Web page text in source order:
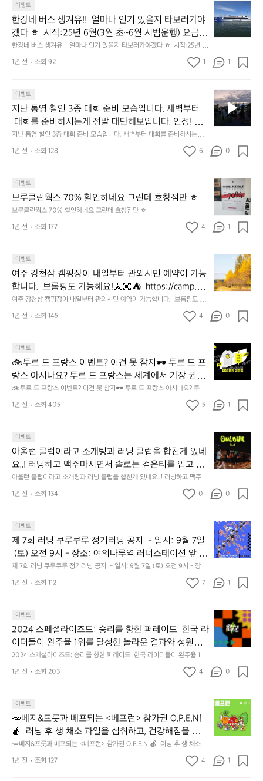
이벤트
한강네 버스 생겨유!!  얼마나 인기 있을지 타보러가야
겠다 ㅎ  시작:25년 6월(3월 초~6월 시범운행) 요금:
편도 3000원 도입: 총 12척 (예비2척) 선착장7곳: (마
곡·망원·여의도·압구정·옥수·뚝섬·잠실) 중 6곳/ 옥수
한강네 버스 생겨유!!  얼마나 인기 있을지 타보러가야겠다 ㅎ  시작:25년 6
월(3월 초~6월 시범운행) 요금:편도 3000원 도입: 총 12척 (예비2척) 선착
장7곳: (마곡·망원·여의도·압구정·옥수·뚝섬·잠실) 중 6곳/ 옥수는 3월 초
한
강
네
버
생
얼
마
나
인
있
타
보
가
야
다
시
작:
5
년
월
(3
월
초
6
월
범
운
행)
요
편
도
0
0
0
원
입:
총
2
척
(예
비
척)
선
장
곳:
(마
·
망
1년 전 조회 92 1 1
이벤트
지난 통영 철인 3종 대회 준비 모습입니다. 새벽부터
대회를 준비하시는게 정말 대단해보입니다. 인정! 다
음에는 도전해볼께요? ㅎ
지난 통영 철인 3종 대회 준비 모습입니다. 새벽부터 대회를 준비하시는게
지
난
통
영
인
대
회
비
모
입
다.
새
부
터
회
를
준
비
시
는
정
말
대
단
보
입
다.
인
정!
다
에
는
전
해
볼
께
ㅎ
1년 전 조회 128 6 0
이벤트
브루클린웍스 70% 할인하네요 그런데 효창점만 ㅎ
브루클린웍스 70% 할인하네요 그런데 효창점만 ㅎ
브
루
린
웍
할
인
요
런
데
효
창
만
ㅎ
1년 전 조회 177 4 1
이벤트
여주 강천삼 캠핑장이 내일부터 관외시민 예약이 가능
합니다.  브롬핑도 가능해요!🚴🏼⛺️  https://camp.yjc
f.or.kr/gangcheon/camping/Y35294962?gateToken
=eyJhbGciOiJIUzI1NiIsInR5cCI6IkpXVCJ9.eyJzdWIiO
iJFTlRFUklOR19UT0tFTiIsImV4cCI6MTczMDA5OD
Y0ODIyMTliNzBjMTVhODgwMiIsIkdST1VQX0lEIjoi
NjcxOWY2M2M5MWE3ODQwMDIyZDBiODBjIn0.if
OJGmlStliOU3gsYa4nwVvFjt2iP4Lv4H_Yx4iiLtg
여주 강천삼 캠핑장이 내일부터 관외시민 예약이 가능합니다.  브롬핑도 가
능해요!🚴🏼⛺️  https://camp.yjcf.or.kr/gangcheon/camping/Y35294
962?gateToken=eyJhbGciOiJIUzI1NiIsInR5cCI6IkpXVCJ9.eyJzdWIiO
sIkdST1VQX0lEIjoiNjcxOWY2M2M5MWE3ODQwMDIyZDBiODBjIn0.
ifOJGmlStliOU3gsYa4nwVvFjt2iP4Lv4H_Yx4iiLtg
주
강
천
캠
이
내
일
부
관
민
예
약
이
능
다.
브
롬
가
요!
🚴🏼
⛺️
t
s://
a
m
y
1년 전 조회 145 4 0
이벤트
🚲투르 드 프랑스 이벤트? 이건 못 참지🕶 투르 드 프
랑스 아시나요? 투르 드 프랑스는 세계에서 가장 귄위
있는 자전거 대회입니다 그런데 이제 한국에서도 즐길
수 있다는 것🤦‍♀️ "게시글만 등록하면 투르 드 프랑스
페스트벌 티켓과 티셔츠를 받을 수 있어요!" [참여 자
방법] - 아웃도어 활동 or 운동 기록을 커뮤니티 글 1건
이상 업로드 시 이벤트 자동 참여 - 업로드 후 추첨을
통해 당첨자 선정 - 업로드하러가기: https://outdoor.
theres.co/1eFbJJZEcNb [🎁상품] - 투르 드 프랑스 페
스티벌 티켓:10명 - 투르 드 프랑스 페스티벌 티켓 +
까지 [결과 발표] - 10월 9일(화) 18:00 이후 업로드한
게시물에 댓글 또는 SMS로 전달 (당첨자는 랜덤 추첨
을 통해 선정 예정) *아웃도어를 향한 열정, 운동에 대
한 열정, 투르 드 프랑스 관련 콘텐츠 등록 시 선정 확
률이 높아요🤣 *유의사항을 꼭 확인해 주세요! 당첨에
의 경우 이벤트에서 제외될 수 있어요 1. 이벤트 종료
전 게시물이 삭제된 경우 2. 미디어(사진, 영상 등)가
도용된 경우 - 미 당첨자에게는 별도의 연락을 드리지
않아요 - 당사의 사정에 따라 사전 고지 없이 이벤트가
변경 또는 조기 종료될 수 있어요 - 당첨 시 ‘마케팅 정
보 수신 동의’에 따라 가입할 때 사용된 번호가 사용될
🚲투르 드 프랑스 이벤트? 이건 못 참지🕶 투르 드 프랑스 아시나요? 투르
드 프랑스는 세계에서 가장 귄위있는 자전거 대회입니다 그런데 이제 한국
에서도 즐길 수 있다는 것🤦‍♀️ "게시글만 등록하면 투르 드 프랑스 페스트벌
건 이상 업로드 시 이벤트 자동 참여 - 업로드 후 추첨을 통해 당첨자 선정 -
업로드하러가기: https://outdoor.theres.co/1eFbJJZEcNb [🎁상품] - 투
르 드 프랑스 페스티벌 티켓:10명 - 투르 드 프랑스 페스티벌 티켓 + 티셔츠:
5명 * 이벤트 참여 시 추가 경품도 참고해주세요!! [기간] - 9월 26일(목) 12:
00 ~ 10월 6일(일) 자정까지 [결과 발표] - 10월 9일(화) 18:00 이후 업로
드한 게시물에 댓글 또는 SMS로 전달 (당첨자는 랜덤 추첨을 통해 선정 예
정) *아웃도어를 향한 열정, 운동에 대한 열정, 투르 드 프랑스 관련 콘텐츠
등록 시 선정 확률이 높아요🤣 *유의사항을 꼭 확인해 주세요! 당첨에서 제
가 도용된 경우 - 미 당첨자에게는 별도의 연락을 드리지 않아요 - 당사의 사
정에 따라 사전 고지 없이 이벤트가 변경 또는 조기 종료될 수 있어요 - 당첨
시 ‘마케팅 정보 수신 동의’에 따라 가입할 때 사용된 번호가 사용될 수 있어
요
🚲
투
프
랑
이
벤
트?
이
못
참
🕶
투
르
드
랑
시
나
요?
투
드
스
는
세
계
서
1년 전 조회 405 5 1
이벤트
아울런 클럽이라고 소개팅과 러닝 클럽을 합친게 있네
요..! 러닝하고 맥주마시면서 솔로는 검은티를 입고 서
로 교류하는건가봐요! 물론 솔로가 아니면 다른 색 입
고 친해지면 되구요 인스타 아울런이나 페어플레이 어
아울런 클럽이라고 소개팅과 러닝 클럽을 합친게 있네요..! 러닝하고 맥주마
시면서 솔로는 검은티를 입고 서로 교류하는건가봐요! 물론 솔로가 아니면
다른 색 입고 친해지면 되구요 인스타 아울런이나 페어플레이 어플에서 확
아
울
런
클
이
소
개
팅
과
닝
을
합
친
게
네
닝
하
고
마
1년 전 조회 134 0 0
이벤트
제 7회 러닝 쿠루쿠루 정기러닝 공지  - 일시: 9월 7일
(토) 오전 9시 - 장소: 여의나루역 러너스테이션 앞 -
코스: 여의도 고구마런 🍠 🍠 🍠 8k  고구마를 완성시
키기 위해  이 번 정기러닝은 8키로로 뛰기로하였고 대
신 빠른팀 중간팀 느린팀이있습니다  빠른팀 5'00 ~
0 이하 페이스  * 정기러닝 날짜를 2째주 토요일 오전
과 4째주 금요일 저녁으로 하려고 합니다. 다만 추석이
있어서 이번 달은 첫 번째 주로 변경했습니다.
제 7회 러닝 쿠루쿠루 정기러닝 공지  - 일시: 9월 7일 (토) 오전 9시 - 장소:
여의나루역 러너스테이션 앞 - 코스: 여의도 고구마런 🍠 🍠 🍠 8k  고구마
를 완성시키기 위해  이 번 정기러닝은 8키로로 뛰기로하였고 대신 빠른팀
오전과 4째주 금요일 저녁으로 하려고 합니다. 다만 추석이 있어서 이번 달
은 첫 번째 주로 변경했습니다.
제
7
회
러
쿠
루
정
기
러
공
일
시:
9
월
일
1년 전 조회 112 7 1
이벤트
2024 스페셜라이즈드: 승리를 향한 퍼레이드  한국 라
이더들이 완주율 1위를 달성한 놀라운 결과와 성원에
힘입어, 올타임 사이클링 슈퍼스타 피터 사간 선수가
직접 한국에 방문하여 이벤트에 함께합니다.  행사 개
요 행사명: 승리를 향한 퍼레이드 일시: 2024년 11월
기장 주최/주관: 스페셜라이즈드행사조직위원회 후원:
강원특별자치도, 춘천시, 춘천레저태권도조직위원회,
용산컴퍼니,더바이크 코스: 62KM (컷오프 3시간) 참
가자격: 20세 이상 남, 여 참가인원: 1,000명 참가비:
80,000원  https://specializedvictoryparade.com/
2024 스페셜라이즈드: 승리를 향한 퍼레이드  한국 라이더들이 완주율 1위
를 달성한 놀라운 결과와 성원에 힘입어, 올타임 사이클링 슈퍼스타 피터 사
간 선수가 직접 한국에 방문하여 이벤트에 함께합니다.  행사 개요 행사명:
강원특별자치도, 춘천시, 춘천레저태권도조직위원회, 용산컴퍼니,더바이크
코스: 62KM (컷오프 3시간) 참가자격: 20세 이상 남, 여 참가인원: 1,000
명 참가비: 80,000원  https://specializedvictoryparade.com/
2
0
2
4
페
이
즈
드:
승
를
1년 전 조회 203 4 0
이벤트
🥕베지&프룻과 베프되는 <베프런> 참가권 O.P.E.N!
🍎  러닝 후 생 채소 과일을 섭취하고, 건강해짐을 느낄
수 있는 마라톤😎  5K 마라톤 완주 후 채소 과일 원물
500g을 통째로 짠 착즙주스 마시고  저층 주거 아이
들을 위한 옥상 텃밭 '채소놀이터' 조성에 기부도 하고
🥕베지&프룻과 베프되는 <베프런> 참가권 O.P.E.N!🍎  러닝 후 생 채소 과
일을 섭취하고, 건강해짐을 느낄 수 있는 마라톤😎  5K 마라톤 완주 후 채소
과일 원물 500g을 통째로 짠 착즙주스 마시고  저층 주거 아이들을 위한 옥
🥕
베
지
&
룻
1년 전 조회 127 4 1